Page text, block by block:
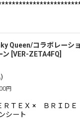
Queen/コラボレーシ
ン VER-ZETA4FQ
円
ＲＴＥＸ × ＢＲＩＤ
シート